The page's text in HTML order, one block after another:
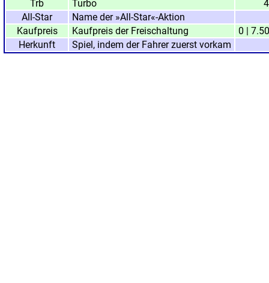
Trb
Turbo
All-Star
Name der »All-Star«-Aktion
Kaufpreis
Kaufpreis der Freischaltung
0 |
Herkunft
Spiel, indem der Fahrer zuerst vorkam